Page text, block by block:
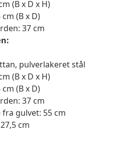
(B x D x H)
(B x D)
37 cm
pulverlakeret stål
(B x D x H)
(B x D)
37 cm
gulvet: 55 cm
cm